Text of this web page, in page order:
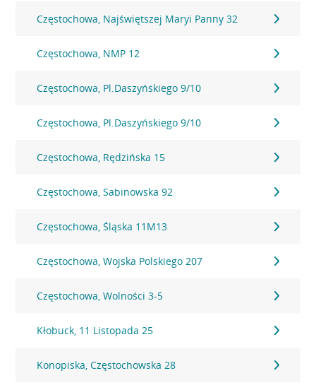
Częstochowa, Najświętszej Maryi Panny 32
Częstochowa, NMP 12
Częstochowa, Pl.Daszyńskiego 9/10
Częstochowa, Pl.Daszyńskiego 9/10
Częstochowa, Rędzińska 15
Częstochowa, Sabinowska 92
Częstochowa, Śląska 11M13
Częstochowa, Wojska Polskiego 207
Częstochowa, Wolności 3-5
Kłobuck, 11 Listopada 25
Konopiska, Częstochowska 28